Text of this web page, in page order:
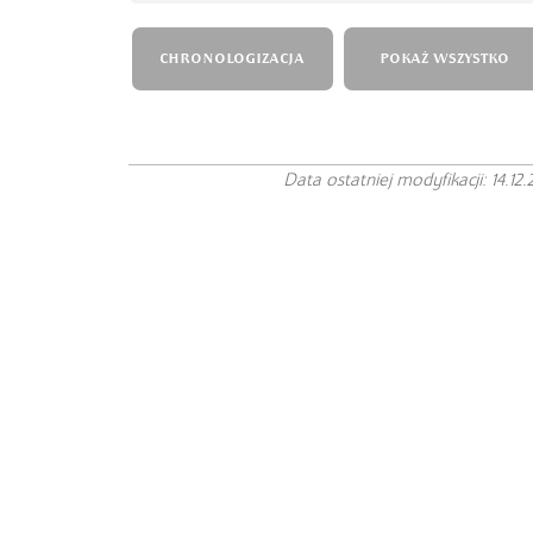
CHRONOLOGIZACJA POKAŻ WSZYSTKO
Data ostatniej modyfikacji: